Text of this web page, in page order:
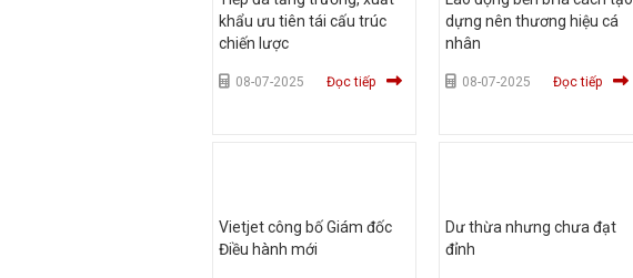
khẩu ưu tiên tái cấu trúc
chiến lược
08-07-2025 Đọc tiếp
dựng nên thương hiệu cá
nhân
08-07-2025 Đọc tiếp
Vietjet công bố Giám đốc
Điều hành mới
Dư thừa nhưng chưa đạt
đỉnh